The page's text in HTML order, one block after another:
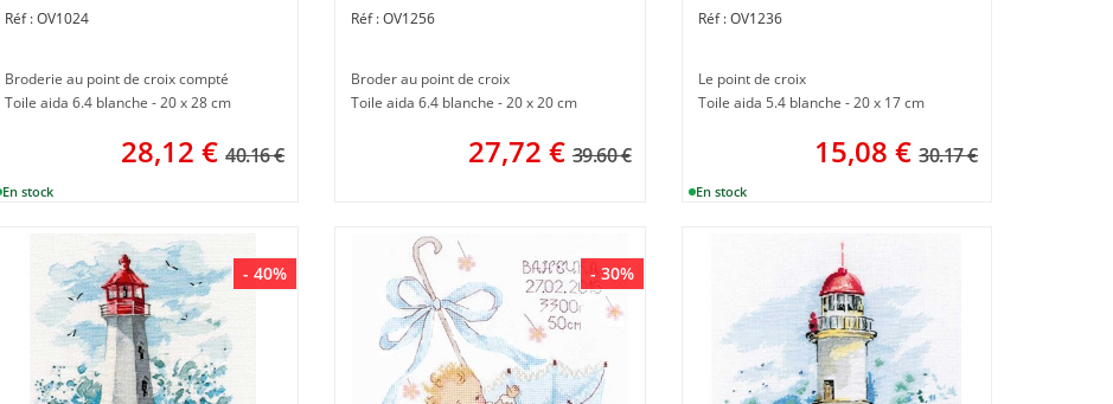
OV1024
Broderie au point de croix compté
Toile aida 6.4 blanche - 20 x 28 cm
28,12 € 40.16 €
OV1256
Broder au point de croix
Toile aida 6.4 blanche - 20 x 20 cm
27,72 € 39.60 €
OV1236
Le point de croix
Toile aida 5.4 blanche - 20 x 17 cm
15,08 € 30.17 €
- 40% - 30%